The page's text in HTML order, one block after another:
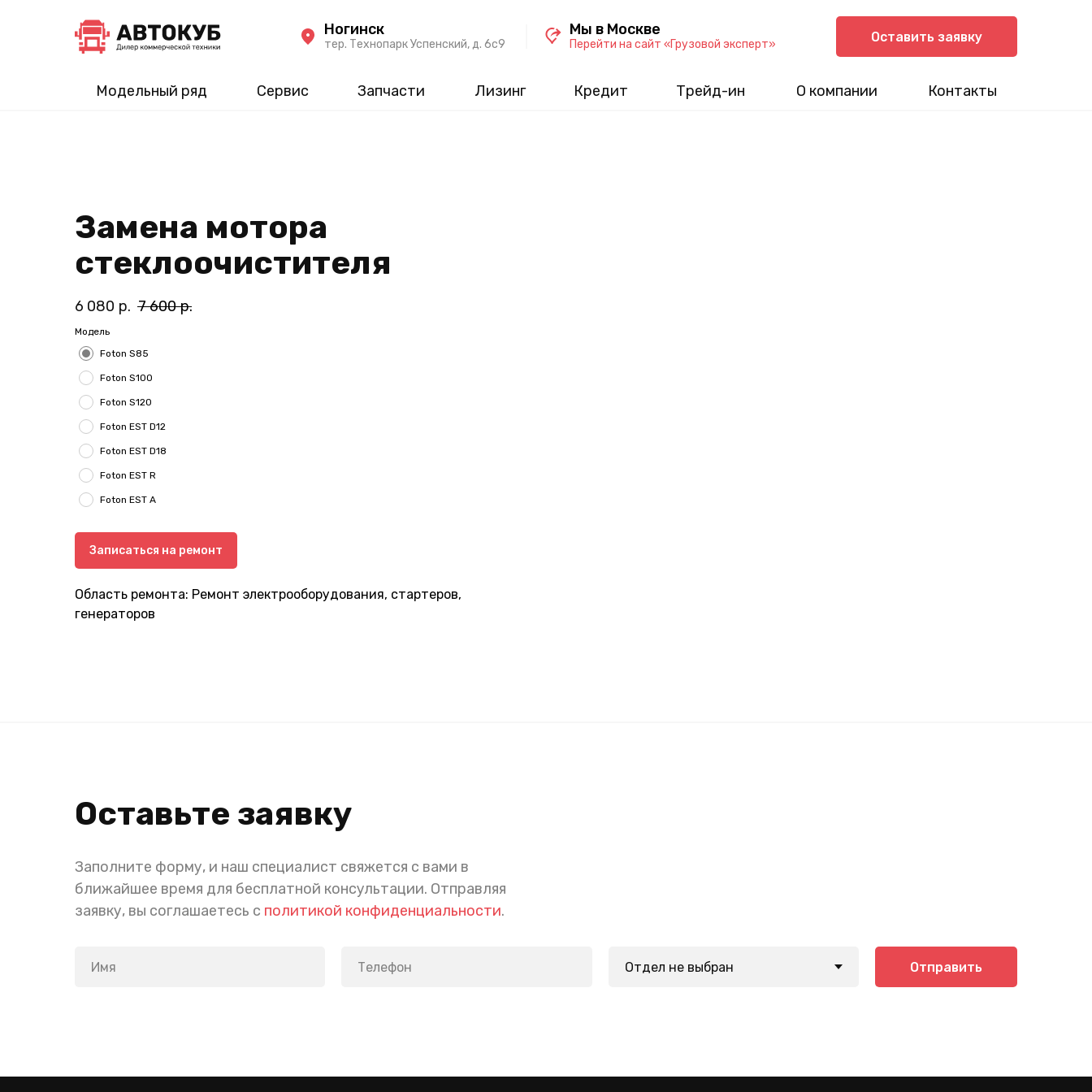
Модельный ряд Сервис Запчасти Лизинг Кредит Трейд-ин О компании Контакты
Оставить заявку
тер. Технопарк Успенский, д. 6c9
Ногинск
Перейти на сайт «Грузовой эксперт»
Мы в Москве
Замена мотора
стеклоочистителя
6 080 р. 7 600 р.
Модель
Foton S85
Foton S100
Foton S120
Foton EST D12
Foton EST D18
Foton EST R
Foton EST A
Записаться на ремонт
Область ремонта: Ремонт электрооборудования, стартеров,
генераторов
Оставьте заявку
Заполните форму, и наш специалист свяжется с вами в
ближайшее время для бесплатной консультации. Отправляя
заявку, вы соглашаетесь с политикой конфиденциальности.
Отправить